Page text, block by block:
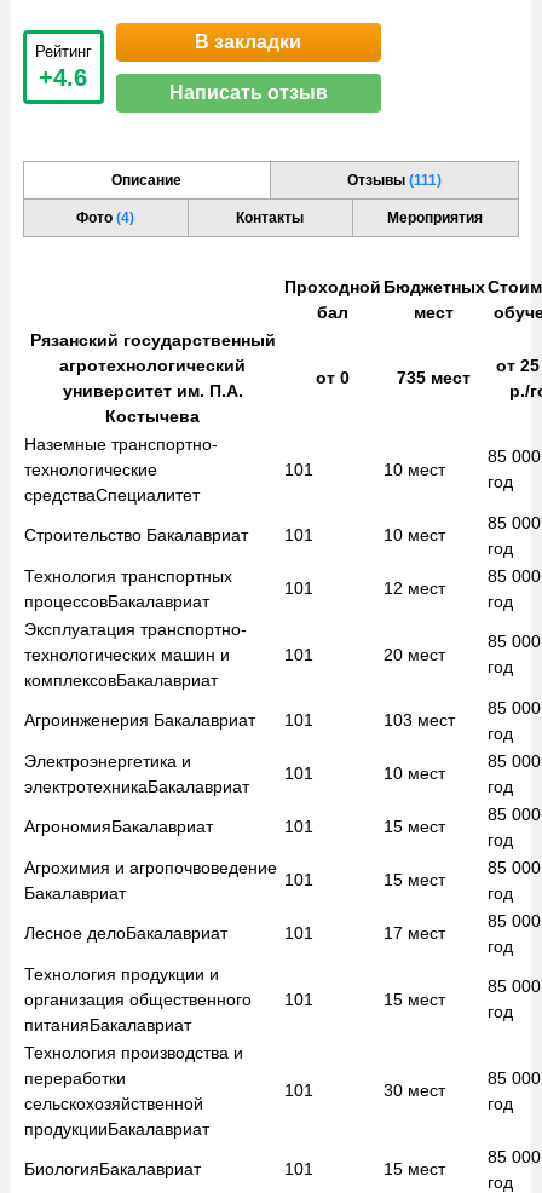
Рейтинг
+4.6
В закладки
Написать отзыв
Описание Отзывы (111)
Фото(4) Контакты Мероприятия
Проходной
бал
Бюджетных
мест
Рязанский государственный
агротехнологический
университет им. П.А.
Костычева
от0 735 мест
от25
р./
Наземные транспортно-
технологические
средстваСпециалитет
101 10 мест
85
год
Строительство Бакалавриат 101 10 мест
85
год
Технология транспортных
процессовБакалавриат
101 12 мест
85
год
Эксплуатация транспортно-
технологических машин и
комплексовБакалавриат
101 20 мест
85
год
Агроинженерия Бакалавриат 101 103 мест
85
год
Электроэнергетика и
электротехникаБакалавриат
101 10 мест
85
год
АгрономияБакалавриат 101 15 мест
85
год
Агрохимия и агропочвоведение
Бакалавриат
101 15 мест
85
год
Лесное делоБакалавриат 101 17 мест
85
год
Технология продукции и
организация общественного
питанияБакалавриат
101 15 мест
85
год
Технология производства и
переработки
сельскохозяйственной
продукцииБакалавриат
101 30 мест
85
год
БиологияБакалавриат 101 15 мест
85
год